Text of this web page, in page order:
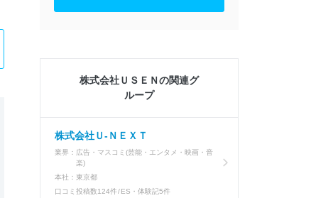
株式会社ＵＳＥＮの関連グ
ループ
株式会社Ｕ‐ＮＥＸＴ
業界： 広告・マスコミ(芸能・エンタメ・映画・音
楽)
本社： 東京都
口コミ投稿数124件 ES・体験記5件